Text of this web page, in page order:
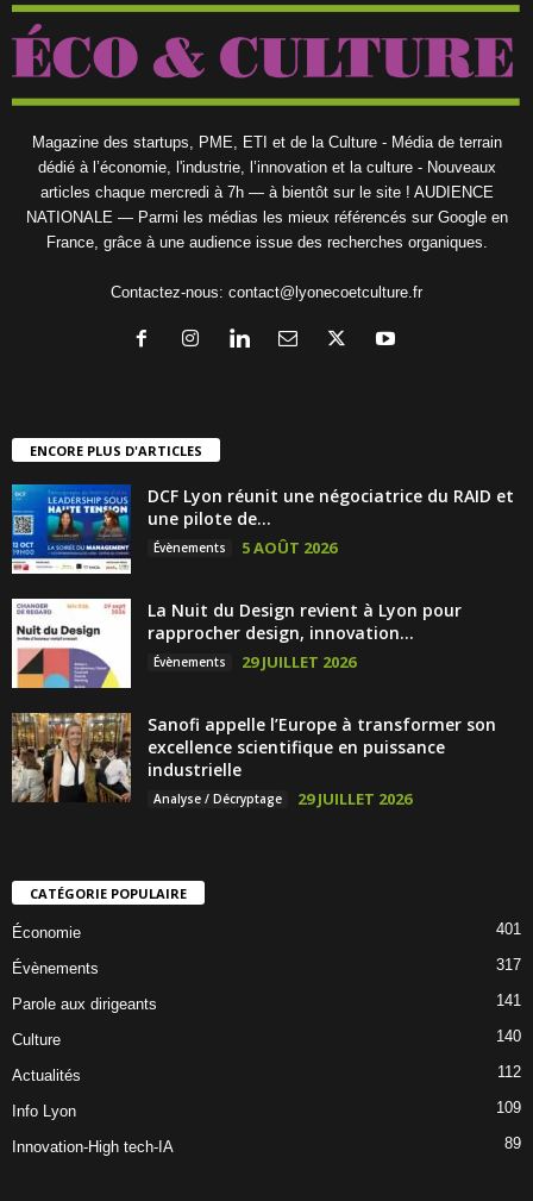
Magazine des startups, PME, ETI et de la Culture - Média de terrain
dédié à l’économie, l'industrie, l’innovation et la culture - Nouveaux
articles chaque mercredi à 7h — à bientôt sur le site ! AUDIENCE
NATIONALE — Parmi les médias les mieux référencés sur Google en
France, grâce à une audience issue des recherches organiques.
Contactez-nous: contact@lyonecoetculture.fr
ENCORE PLUS D'ARTICLES
DCF Lyon réunit une négociatrice du RAID et
une pilote de...
Évènements 5 AOÛT 2026
La Nuit du Design revient à Lyon pour
rapprocher design, innovation...
Évènements 29 JUILLET 2026
Sanofi appelle l’Europe à transformer son
excellence scientifique en puissance
industrielle
Analyse / Décryptage 29 JUILLET 2026
CATÉGORIE POPULAIRE
Économie 401
Évènements 317
Parole aux dirigeants 141
Culture 140
Actualités 112
Info Lyon 109
Innovation-High tech-IA 89